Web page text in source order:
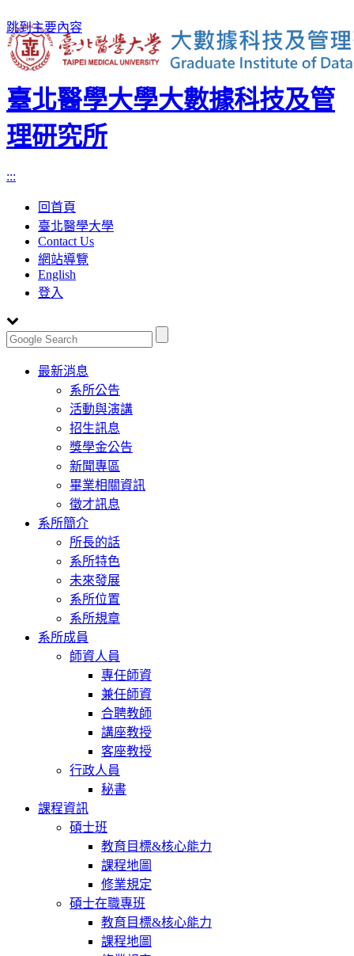
跳到主要內容
臺北醫學大學大數據科技及管
理研究所
:::
回首頁
臺北醫學大學
Contact Us
網站導覽
English
登入
Toggle
navigation
最新消息
系所公告
活動與演講
招生訊息
獎學金公告
新聞專區
畢業相關資訊
徵才訊息
系所簡介
所長的話
系所特色
未來發展
系所位置
系所規章
系所成員
師資人員
專任師資
兼任師資
合聘教師
講座教授
客座教授
行政人員
秘書
課程資訊
碩士班
教育目標&核心能力
課程地圖
修業規定
碩士在職專班
教育目標&核心能力
課程地圖